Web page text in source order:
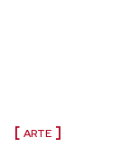
ARTE